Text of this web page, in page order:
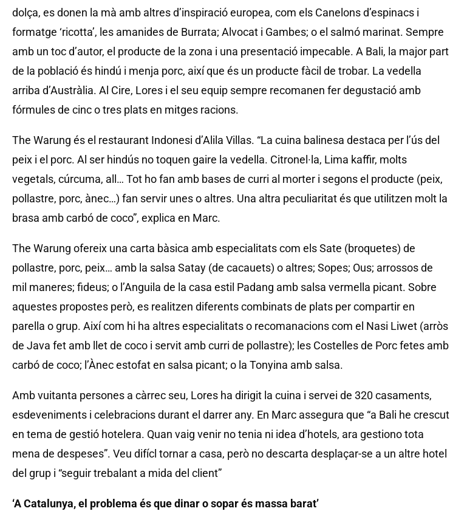
dolça, es donen la mà amb altres d’inspiració europea, com els Canelons d’espinacs i
formatge ‘ricotta’, les amanides de Burrata; Alvocat i Gambes; o el salmó marinat. Sempre
amb un toc d’autor, el producte de la zona i una presentació impecable. A Bali, la major part
de la població és hindú i menja porc, així que és un producte fàcil de trobar. La vedella
arriba d’Austràlia. Al Cire, Lores i el seu equip sempre recomanen fer degustació amb
fórmules de cinc o tres plats en mitges racions.
The Warung és el restaurant Indonesi d’Alila Villas. “La cuina balinesa destaca per l’ús del
peix i el porc. Al ser hindús no toquen gaire la vedella. Citronel·la, Lima kaffir, molts
vegetals, cúrcuma, all… Tot ho fan amb bases de curri al morter i segons el producte (peix,
pollastre, porc, ànec…) fan servir unes o altres. Una altra peculiaritat és que utilitzen molt la
brasa amb carbó de coco”, explica en Marc.
The Warung ofereix una carta bàsica amb especialitats com els Sate (broquetes) de
pollastre, porc, peix… amb la salsa Satay (de cacauets) o altres; Sopes; Ous; arrossos de
mil maneres; fideus; o l’Anguila de la casa estil Padang amb salsa vermella picant. Sobre
aquestes propostes però, es realitzen diferents combinats de plats per compartir en
parella o grup. Així com hi ha altres especialitats o recomanacions com el Nasi Liwet (arròs
de Java fet amb llet de coco i servit amb curri de pollastre); les Costelles de Porc fetes amb
carbó de coco; l’Ànec estofat en salsa picant; o la Tonyina amb salsa.
Amb vuitanta persones a càrrec seu, Lores ha dirigit la cuina i servei de 320 casaments,
esdeveniments i celebracions durant el darrer any. En Marc assegura que “a Bali he crescut
en tema de gestió hotelera. Quan vaig venir no tenia ni idea d’hotels, ara gestiono tota
mena de despeses”. Veu difícl tornar a casa, però no descarta desplaçar-se a un altre hotel
del grup i “seguir trebalant a mida del client”
‘A Catalunya, el problema és que dinar o sopar és massa barat’